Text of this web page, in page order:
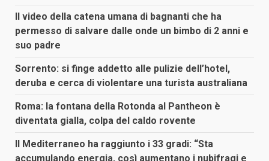
Il video della catena umana di bagnanti che ha
permesso di salvare dalle onde un bimbo di 2 anni e
suo padre
Sorrento: si finge addetto alle pulizie dell’hotel,
deruba e cerca di violentare una turista australiana
Roma: la fontana della Rotonda al Pantheon è
diventata gialla, colpa del caldo rovente
Il Mediterraneo ha raggiunto i 33 gradi: “Sta
accumulando energia, così aumentano i nubifragi e